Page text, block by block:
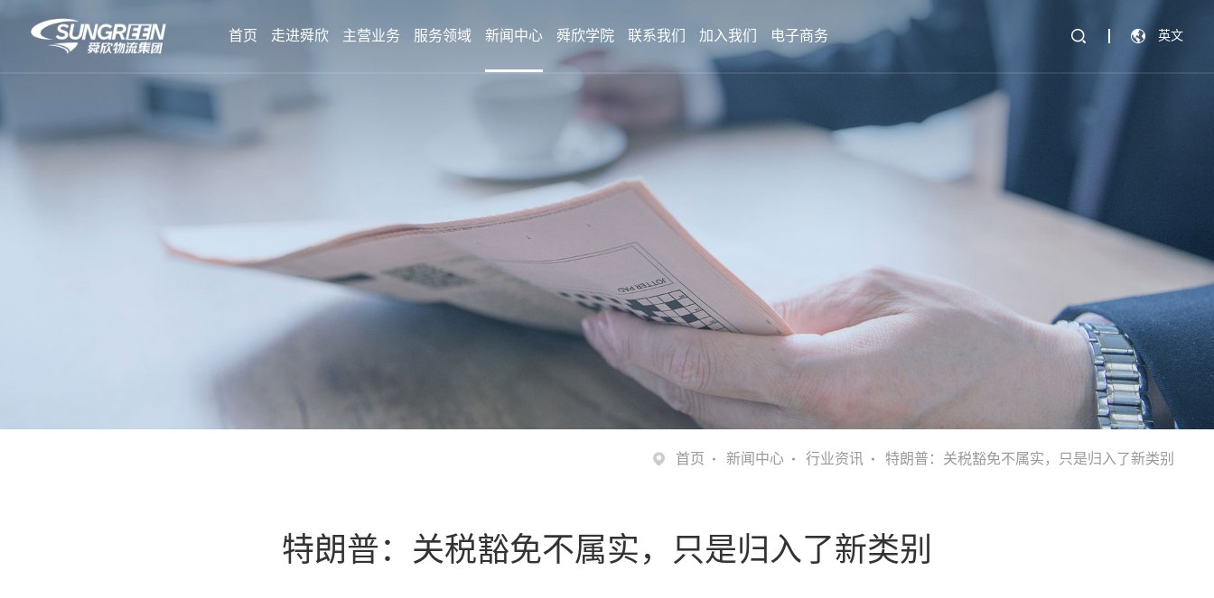
首页 走进舜欣 主营业务 服务领域 新闻中心 舜欣学院 联系我们 加入我们 电子商务 英文
首页 新闻中心 行业资讯 特朗普：关税豁免不属实，只是归入了新类别
特朗普：关税豁免不属实，只是归入了新类别